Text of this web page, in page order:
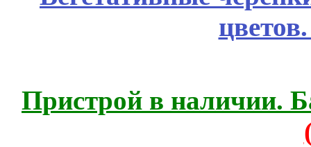
Пристрой в наличии.